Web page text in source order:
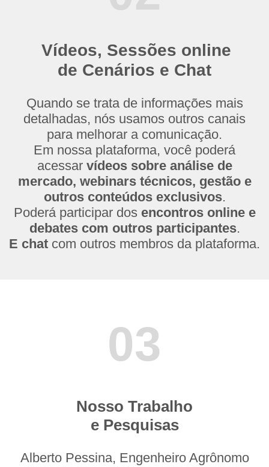
Vídeos, Sessões online
de Cenários e Chat
Quando se trata de informações mais
detalhadas, nós usamos outros canais
para melhorar a comunicação.
Em nossa plataforma, você poderá
acessar vídeos sobre análise de
mercado, webinars técnicos, gestão e
outros conteúdos exclusivos.
Poderá participar dos encontros online e
debates com outros participantes.
E chat com outros membros da plataforma.
03
Nosso Trabalho
e Pesquisas
Alberto Pessina, Engenheiro Agrônomo